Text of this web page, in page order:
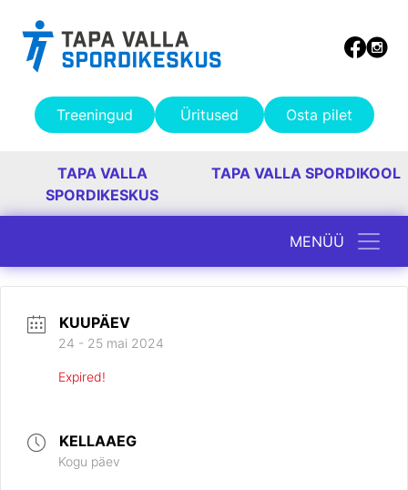
Treeningud Üritused Osta pilet
TAPA VALLA
SPORDIKESKUS
TAPA VALLA SPORDIKOOL
Peamine navigatsioon
MENÜÜ
KUUPÄEV
24 - 25 mai 2024
Expired!
KELLAAEG
Kogu päev